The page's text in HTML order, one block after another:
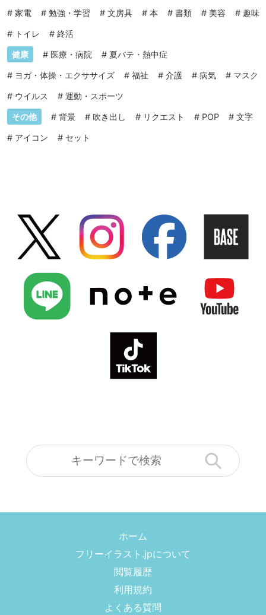
# 家電 # 勉強・学習 # 文房具 # 本 # 書類 # 美容 # 趣味
# トイレ # 終活
健康 # 医療・病院 # 夏バテ・熱中症
# ヨガ・体操・エクササイズ # 福祉 # 介護 # 病気 # マスク
# ウイルス # 運動・スポーツ
その他 # 背景 # 吹き出し # リクエスト # POP # 文字
# アイコン # セット
ホーム
フリーイラスト.jpについて
閲覧履歴
利用規約
よくある質問